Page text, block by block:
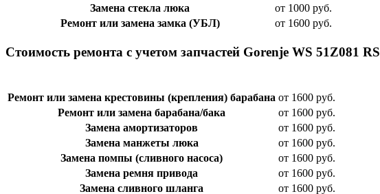
Замена стекла люка
от 1000 руб.
Ремонт или замена замка (УБЛ)
от 1600 руб.
Стоимость ремонта с учетом запчастей Gorenje WS 51Z081 RS
Ремонт или замена крестовины (крепления) барабана от 1600 руб.
Ремонт или замена барабана/бака
от 1600 руб.
Замена амортизаторов
от 1600 руб.
Замена манжеты люка
от 1600 руб.
Замена помпы (сливного насоса)
от 1600 руб.
Замена ремня привода
от 1600 руб.
Замена сливного шланга
от 1600 руб.